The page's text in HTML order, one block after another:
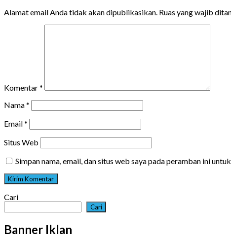
Alamat email Anda tidak akan dipublikasikan. Ruas yang wajib
Komentar*
Nama*
Email*
Situs Web
Simpan nama, email, dan situs web saya pada peramban ini
Cari
Cari
Banner Iklan